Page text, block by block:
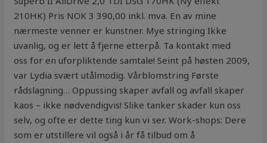
210HK) Pris NOK 3 390,00 inkl. mva. En av mine
nærmeste venner er kunstner. Mye stringing Ikke
uvanlig, og er lett å fjerne etterpå. Ta kontakt med
oss for en uforpliktende samtale! Seint på høsten 2009,
var Lydia svært utålmodig. Vårblomstring Første
rådslagning… Oppussing skaper avfall og avfall skaper
kaos – ikke nødvendigvis! Slike tanker skader kun oss
selv, og ofte er dette ting kun vi ser. Work-shops: Dere
som er utstillere vil også i år få tilbud om å